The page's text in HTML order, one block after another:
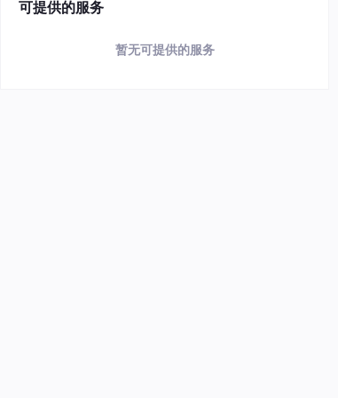
可提供的服务
暂无可提供的服务